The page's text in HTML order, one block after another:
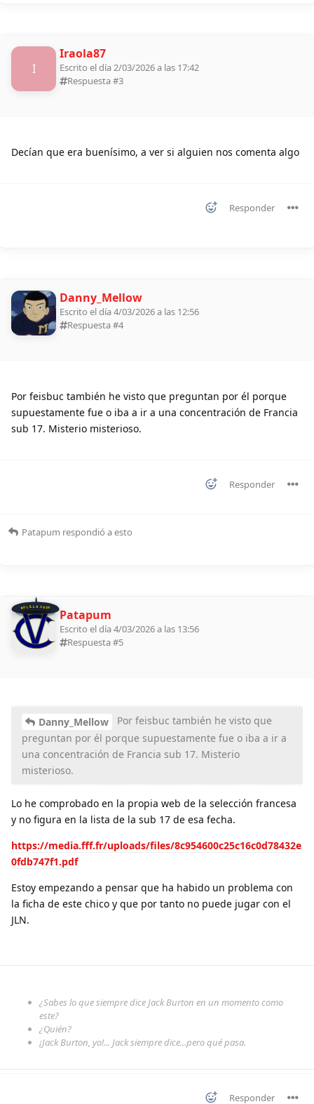
I
Iraola87
Escrito el día 2/03/2026 a las 17:42
Respuesta #3
Decían que era buenísimo, a ver si alguien nos comenta algo
Responder
Danny_Mellow
Escrito el día 4/03/2026 a las 12:56
Respuesta #4
Por feisbuc también he visto que preguntan por él porque
supuestamente fue o iba a ir a una concentración de Francia
sub 17. Misterio misterioso.
Responder
Patapum respondió a esto
BOLILLA 2026 Patapum
Escrito el día 4/03/2026 a las 13:56
Respuesta #5
Danny_Mellow
Por feisbuc también he visto que
preguntan por él porque supuestamente fue o iba a ir a
una concentración de Francia sub 17. Misterio
misterioso.
Lo he comprobado en la propia web de la selección francesa
y no figura en la lista de la sub 17 de esa fecha.
https://media.fff.fr/uploads/files/8c954600c25c16c0d78432e
0fdb747f1.pdf
Estoy empezando a pensar que ha habido un problema con
la ficha de este chico y que por tanto no puede jugar con el
JLN.
¿Sabes lo que siempre dice Jack Burton en un momento como
este?
¿Quién?
¡Jack Burton, yo!... Jack siempre dice...pero qué pasa.
Responder